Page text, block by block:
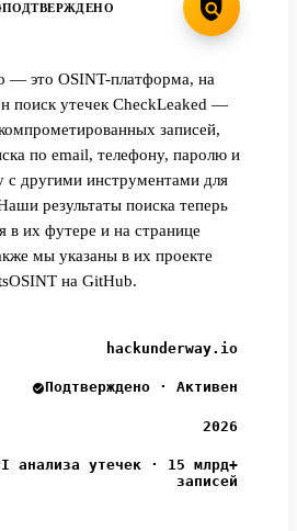
ПОДТВЕРЖДЕНО
— это OSINT-платформа, на
поиск утечек CheckLeaked —
записей,
по email, телефону, паролю и
другими инструментами для
результаты поиска теперь
в их футере и на странице
мы указаны в их проекте
на GitHub.
hackunderway.io
Подтверждено · Активен
2026
анализа утечек · 15 млрд+
записей